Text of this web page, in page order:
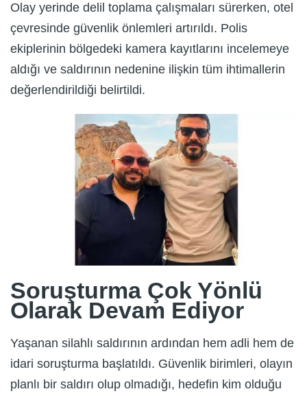
Olay yerinde delil toplama çalışmaları sürerken, otel
çevresinde güvenlik önlemleri artırıldı. Polis
ekiplerinin bölgedeki kamera kayıtlarını incelemeye
aldığı ve saldırının nedenine ilişkin tüm ihtimallerin
değerlendirildiği belirtildi.
Soruşturma Çok Yönlü
Olarak Devam Ediyor
Yaşanan silahlı saldırının ardından hem adli hem de
idari soruşturma başlatıldı. Güvenlik birimleri, olayın
planlı bir saldırı olup olmadığı, hedefin kim olduğu